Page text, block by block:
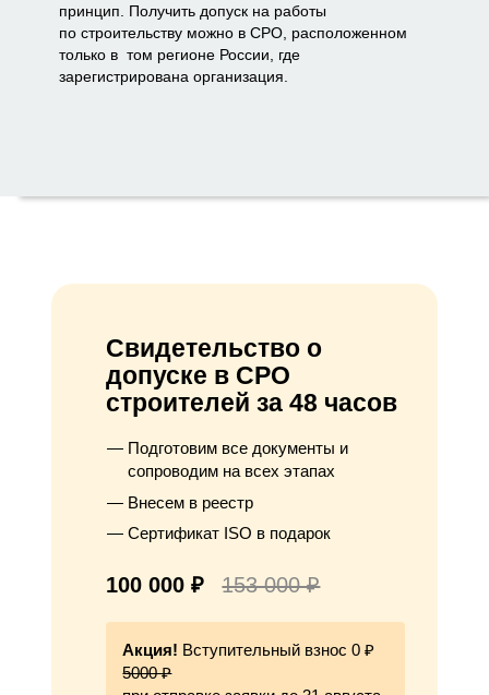
принцип. Получить допуск на работы
по строительству можно в СРО, расположенном
только в том регионе России, где
зарегистрирована организация.
Свидетельство о
допуске в СРО
строителей за 48 часов
Подготовим все документы и
сопроводим на всех этапах
Внесем в реестр
Сертификат ISO в подарок
100 000 ₽ 153 000 ₽
Акция! Вступительный взнос 0 ₽
5000 ₽